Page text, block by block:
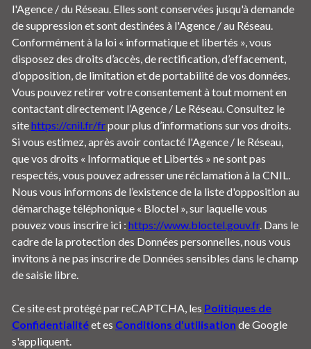
l'Agence / du Réseau. Elles sont conservées jusqu'à demande
de suppression et sont destinées à l'Agence / au Réseau.
Conformément à la loi « informatique et libertés », vous
disposez des droits d’accès, de rectification, d’effacement,
d’opposition, de limitation et de portabilité de vos données.
Vous pouvez retirer votre consentement à tout moment en
contactant directement l’Agence / Le Réseau. Consultez le
sitehttps://cnil.fr/frpour plus d’informations sur vos droits.
Si vous estimez, après avoir contacté l'Agence / le Réseau,
que vos droits « Informatique et Libertés » ne sont pas
respectés, vous pouvez adresser une réclamation à la CNIL.
Nous vous informons de l’existence de la liste d'opposition au
démarchage téléphonique « Bloctel », sur laquelle vous
pouvez vous inscrire ici : https://www.bloctel.gouv.fr. Dans le
cadre de la protection des Données personnelles, nous vous
invitons à ne pas inscrire de Données sensibles dans le champ
de saisie libre.
Ce site est protégé par reCAPTCHA, les Politiques de
Confidentialitéet es Conditions d'utilisation de Google
s'appliquent.